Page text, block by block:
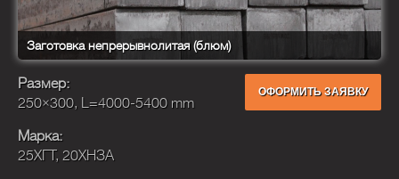
Заготовка непрерывнолитая (блюм)
ОФОРМИТЬ ЗАЯВКУ
Размер:
250×300, L=4000-5400 mm
Марка:
25ХГТ, 20ХНЗА